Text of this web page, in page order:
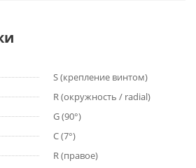
S (крепление винтом)
R (окружность / radial)
G (90°)
C (7°)
R (правое)